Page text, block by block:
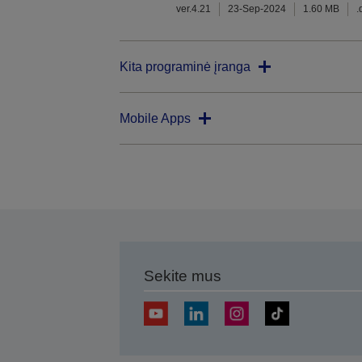
ver.4.21 23-Sep-2024 1.60 MB
Kita programinė įranga
Mobile Apps
Sekite mus